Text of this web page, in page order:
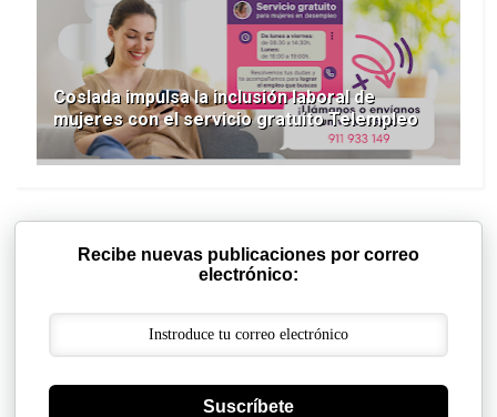
Coslada impulsa la inclusión laboral de
mujeres con el servicio gratuito Telempleo
Recibe nuevas publicaciones por correo
electrónico:
Suscríbete